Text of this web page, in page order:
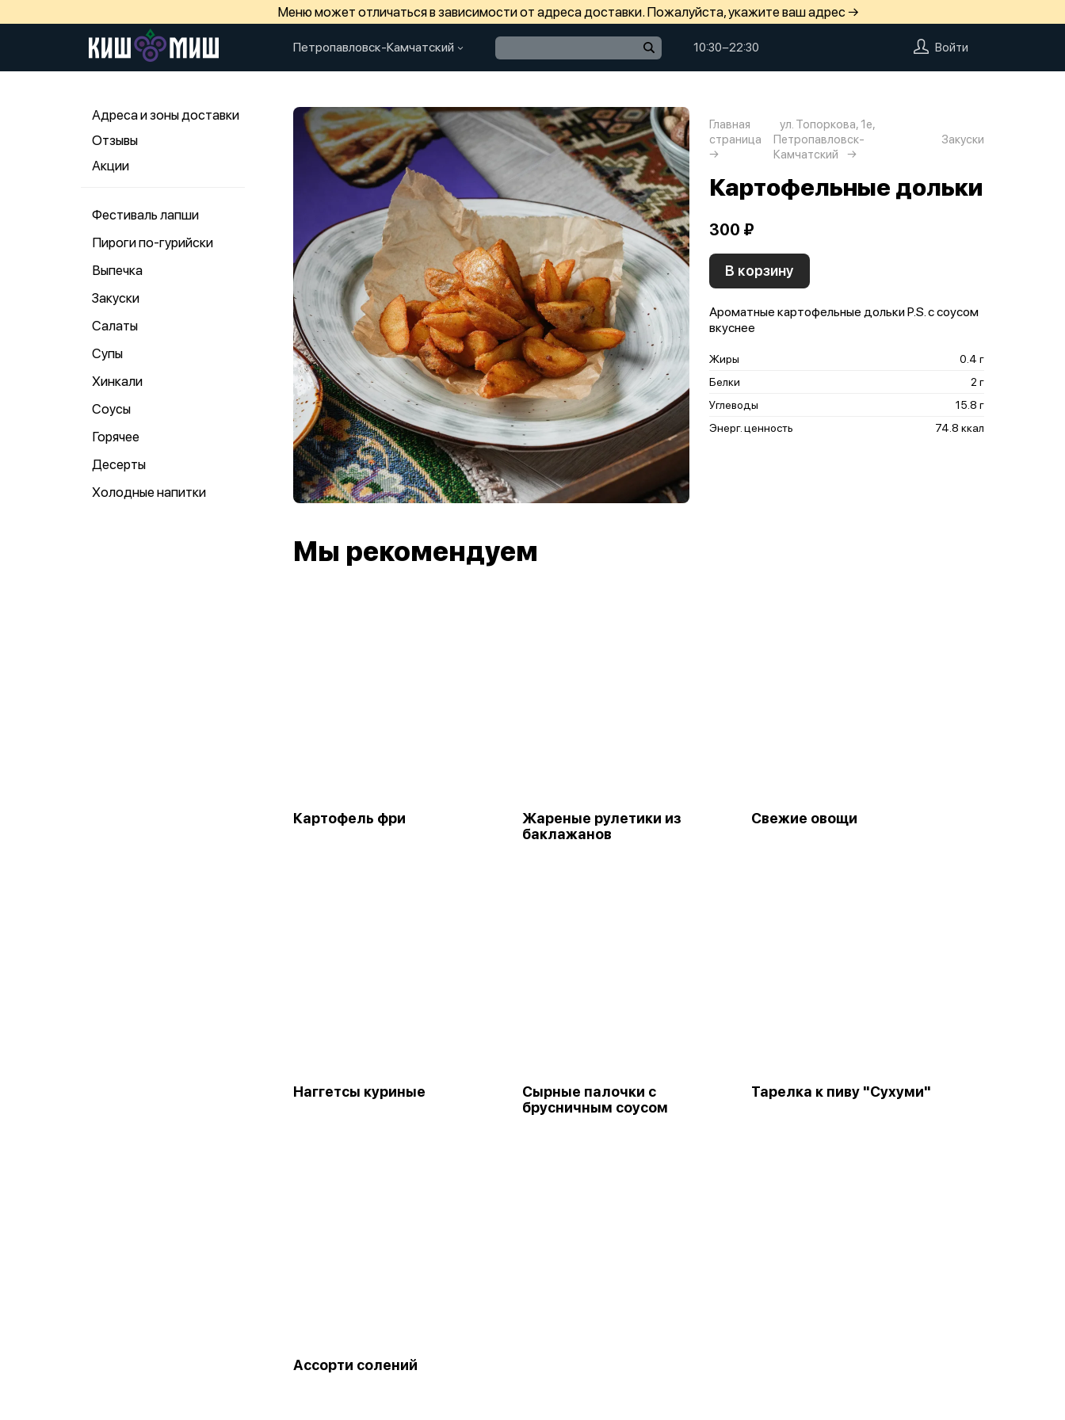
Меню может отличаться в зависимости от адреса доставки. Пожалуйста, укажите ваш адрес →
Петропавловск-Камчатский 10:30−22:30 Войти
Адреса и зоны доставки
Отзывы
Акции
Фестиваль лапши
Пироги по-гурийски
Выпечка
Закуски
Салаты
Супы
Хинкали
Соусы
Горячее
Десерты
Холодные напитки
Главная
страница
ул. Топоркова, 1е,
Петропавловск-
Камчатский
Закуски
Картофельные дольки
300 ₽
В корзину
Ароматные картофельные дольки P.S. с соусом
вкуснее
Жиры
0.4 г
Белки
2 г
Углеводы
15.8 г
Энерг. ценность
74.8 ккал
Мы рекомендуем
Картофель фри
Жареные рулетики из
баклажанов
Свежие овощи
Наггетсы куриные
Сырные палочки с
брусничным соусом
Тарелка к пиву "Сухуми"
Ассорти солений